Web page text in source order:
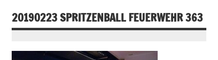
20190223 SPRITZENBALL FEUERWEHR 363